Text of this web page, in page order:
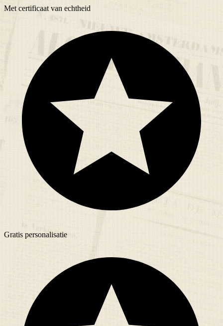
Met certificaat van echtheid
Gratis personalisatie